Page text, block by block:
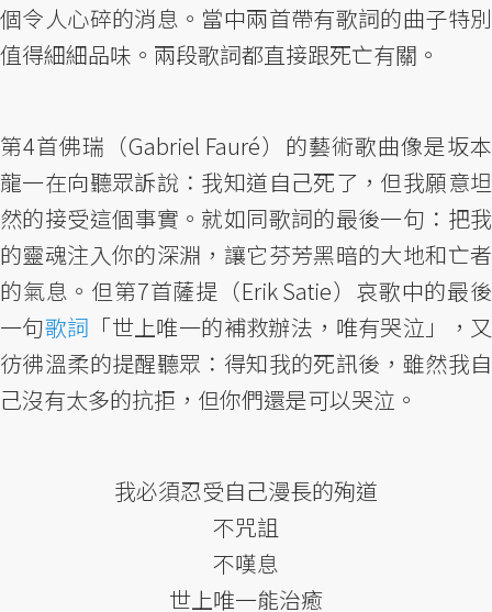
個令人心碎的消息。當中兩首帶有歌詞的曲子特別
值得細細品味。兩段歌詞都直接跟死亡有關。
第4首佛瑞（Gabriel Fauré）的藝術歌曲像是坂本
龍一在向聽眾訴說：我知道自己死了，但我願意坦
然的接受這個事實。就如同歌詞的最後一句：把我
的靈魂注入你的深淵，讓它芬芳黑暗的大地和亡者
的氣息。但第7首薩提（Erik Satie）哀歌中的最後
一句歌詞 「世上唯一的補救辦法，唯有哭泣」，又
彷彿溫柔的提醒聽眾：得知我的死訊後，雖然我自
己沒有太多的抗拒，但你們還是可以哭泣。
我必須忍受自己漫長的殉道
不咒詛
不嘆息
世上唯一能治癒